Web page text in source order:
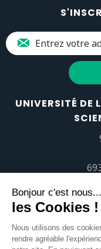
UNIVERSITÉ DE
Tél.